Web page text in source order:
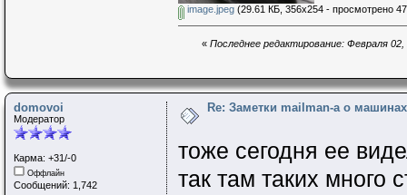
image.jpeg(29.61 КБ, 356x254 - просмотрено
« Последнее редактирование: Февраля
domovoi
Модератор
Карма: +31/-0
Оффлайн
Сообщений: 1,742
Re: Заметки mailman-a о
тоже сегодня ее
так там таких